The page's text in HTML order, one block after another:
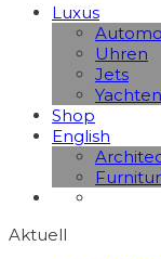
Luxus
Uhren
Jets
Yachten
Shop
English
Aktuell